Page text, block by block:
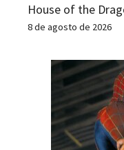
House of the
8 de agosto de 2026